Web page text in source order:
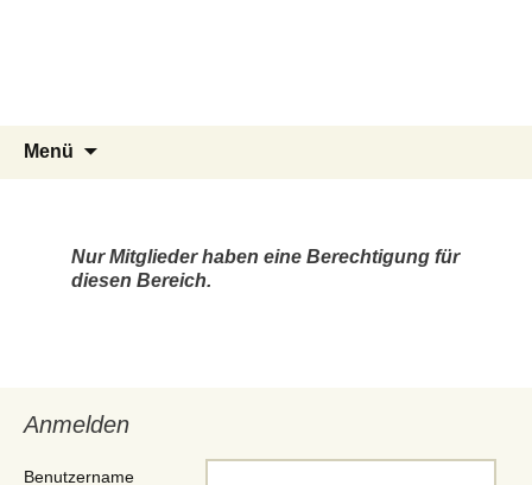
Menü
Nur Mitglieder haben eine Berechtigung für
diesen Bereich.
Anmelden
Benutzername